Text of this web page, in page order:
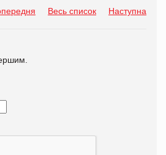
Весь список Наступна